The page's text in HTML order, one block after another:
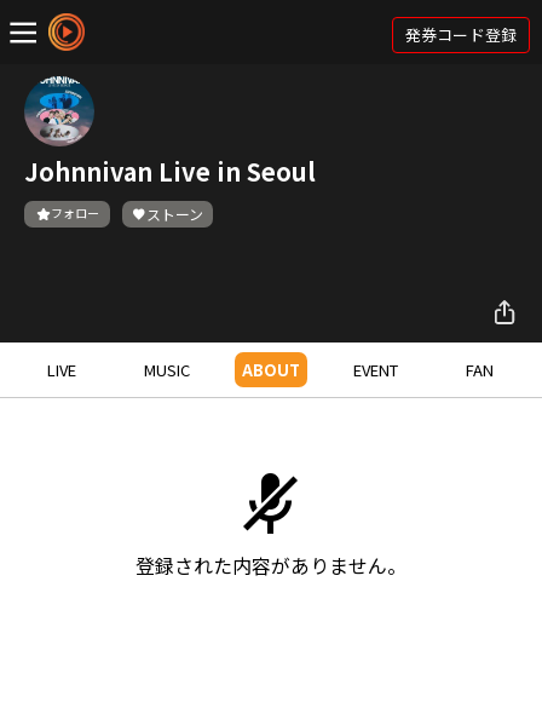
発券コード登録
Johnnivan Live in Seoul
フォロー ストーン
LIVE MUSIC ABOUT EVENT FAN
登録された内容がありません。